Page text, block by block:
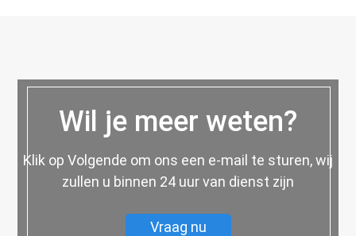
Wil je meer weten?
Klik op Volgende om ons een e-mail te sturen, wij
zullen u binnen 24 uur van dienst zijn
Vraag nu